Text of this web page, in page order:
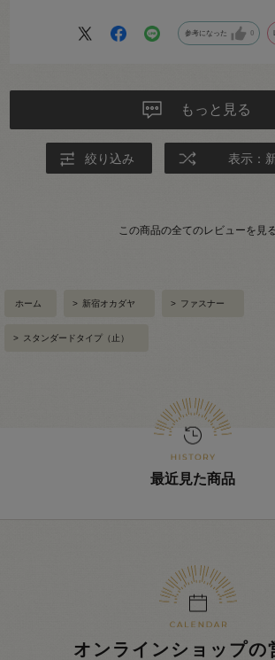
参考になった 0
もっと見る
絞り込み 表示：
この商品の全てのレビューを見
ホーム > 新宿オカダヤ > ファスナー
> スタンダードタイプ（止）
最近見た商品
オンラインショップの